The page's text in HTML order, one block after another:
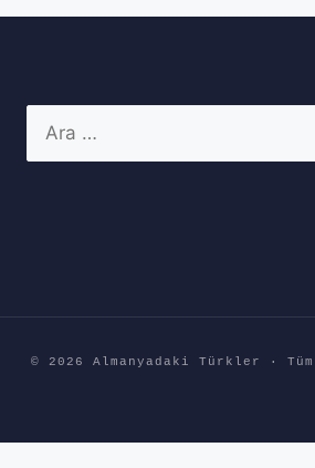
ara
© 2026 Almanyadaki Türkler ·